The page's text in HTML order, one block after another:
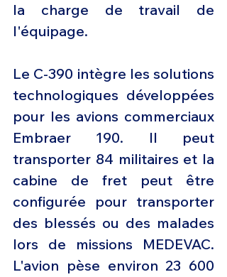
la charge de travail de
l'équipage.
Le C-390 intègre les solutions
technologiques développées
pour les avions commerciaux
Embraer 190. Il peut
transporter 84 militaires et la
cabine de fret peut être
configurée pour transporter
des blessés ou des malades
lors de missions MEDEVAC.
L'avion pèse environ 23 600